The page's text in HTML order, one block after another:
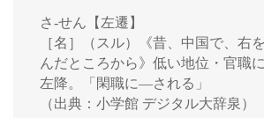
さ-せん【左遷】
［名］（スル）《昔、中国で、右
んだところから》低い地位・官職
左降。「閑職に—される」
（出典：小学館 デジタル大辞泉）